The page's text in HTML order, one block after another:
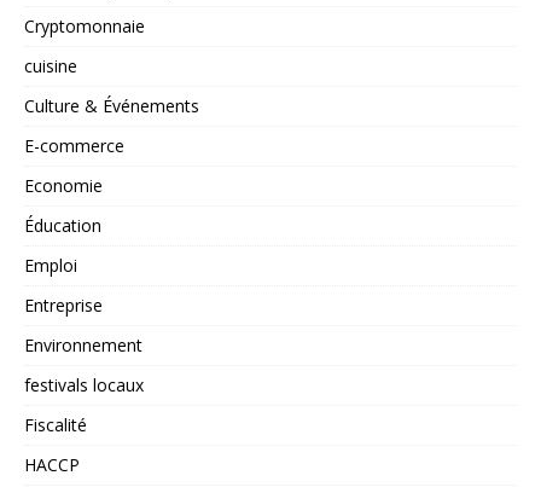
Cryptomonnaie
cuisine
Culture & Événements
E-commerce
Economie
Éducation
Emploi
Entreprise
Environnement
festivals locaux
Fiscalité
HACCP